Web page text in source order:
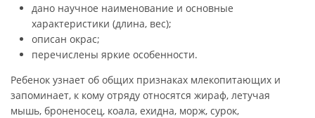
дано научное наименование и основные
характеристики (длина, вес);
описан окрас;
перечислены яркие особенности.
Ребенок узнает об общих признаках млекопитающих и
запоминает, к кому отряду относятся жираф, летучая
мышь, броненосец, коала, ехидна, морж, сурок,